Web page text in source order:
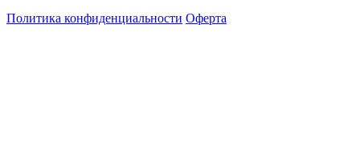
Политика конфиденциальности Оферта